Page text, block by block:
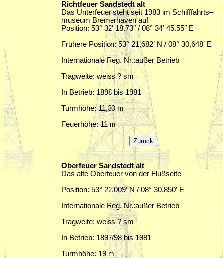
Richtfeuer Sandstedt alt
Das Unterfeuer steht seit 1983 im Schifffahrts–
museum Bremerhaven auf
Position: 53° 32′ 18.73″ / 08° 34′ 45.55″ E
Frühere Position: 53° 21,682′ N / 08° 30,648′ E
Internationale Reg. Nr.:außer Betrieb
Tragweite: weiss ? sm
In Betrieb: 1898 bis 1981
Turmhöhe: 11,30 m
Feuerhöhe: 11 m
Oberfeuer Sandstedt alt
Das alte Oberfeuer von der Flußseite
Position: 53° 22.009′ N / 08° 30.850′ E
Internationale Reg. Nr.:außer Betrieb
Tragweite: weiss ? sm
In Betrieb: 1897/98 bis 1981
Turmhöhe: 19 m